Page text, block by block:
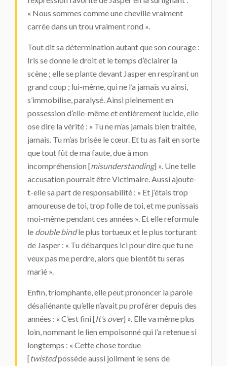
« Nous sommes comme une cheville vraiment
carrée dans un trou vraiment rond ».
Tout dit sa détermination autant que son courage :
Iris se donne le droit et le temps d’éclairer la
scène ; elle se plante devant Jasper en respirant un
grand coup ; lui-même, qui ne l’a jamais vu ainsi,
s’immobilise, paralysé. Ainsi pleinement en
possession d’elle-même et entièrement lucide, elle
ose dire la vérité : « Tu ne m’as jamais bien traitée,
jamais. Tu m’as brisée le cœur. Et tu as fait en sorte
que tout fût de ma faute, due à mon
incompréhension [misunderstanding] ». Une telle
accusation pourrait être Victimaire. Aussi ajoute-
t-elle sa part de responsabilité : « Et j’étais trop
amoureuse de toi, trop folle de toi, et me punissais
moi-même pendant ces années ». Et elle reformule
le double bindle plus tortueux et le plus torturant
de Jasper : « Tu débarques ici pour dire que tu ne
veux pas me perdre, alors que bientôt tu seras
marié ».
Enfin, triomphante, elle peut prononcer la parole
désaliénante qu’elle n’avait pu proférer depuis des
années : « C’est fini [It’s over] ». Elle va même plus
loin, nommant le lien empoisonné qui l’a retenue si
longtemps : « Cette chose tordue
[twistedpossède aussi joliment le sens de